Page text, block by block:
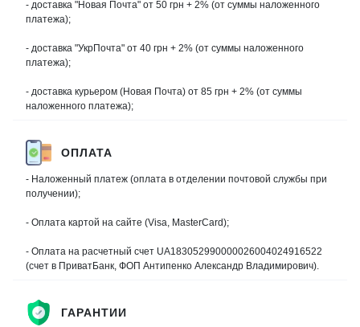
- доставка "Новая Почта" от 50 грн + 2% (от суммы наложенного
платежа);
- доставка "УкрПочта" от 40 грн + 2% (от суммы наложенного
платежа);
- доставка курьером (Новая Почта) от 85 грн + 2% (от суммы
наложенного платежа);
ОПЛАТА
- Наложенный платеж (оплата в отделении почтовой службы при
получении);
- Оплата картой на сайте (Visa, MasterCard);
- Оплата на расчетный счет UA183052990000026004024916522
(счет в ПриватБанк, ФОП Антипенко Александр Владимирович).
ГАРАНТИИ